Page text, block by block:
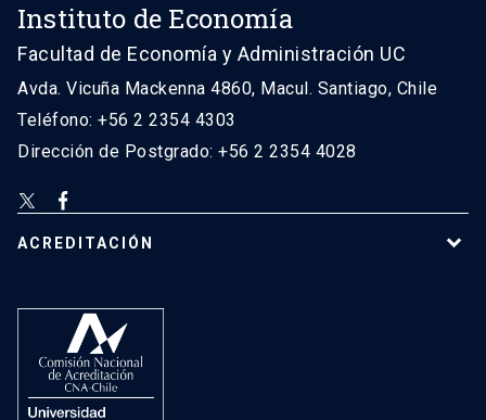
Instituto de Economía
Facultad de Economía y Administración UC
Avda. Vicuña Mackenna 4860, Macul. Santiago, Chile
Teléfono: +56 2 2354 4303
Dirección de Postgrado: +56 2 2354 4028
ACREDITACIÓN